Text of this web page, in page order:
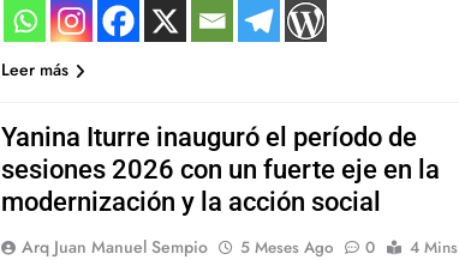
Leer más
Yanina Iturre inauguró el período de
sesiones 2026 con un fuerte eje en la
modernización y la acción social
Arq Juan Manuel Sempio 5 Meses Ago 0 4 Mins